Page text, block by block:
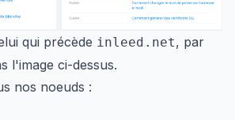
qui précède inleed.net, par
l'image ci-dessus.
nos noeuds :